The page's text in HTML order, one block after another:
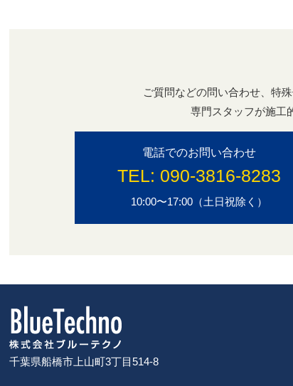
ご質問などの問い合わせ、特
専門スタッフが施工
電話でのお問い合わせ
TEL: 090-3816-8283
10:00〜17:00（土日祝除く）
千葉県船橋市上山町3丁目514-8